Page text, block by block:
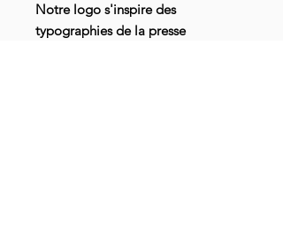
Notre logo s'inspire des
typographies de la presse